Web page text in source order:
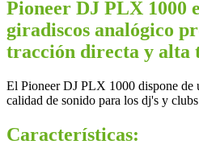
Pioneer DJ PLX 1000
giradiscos analógico
tracción directa y alta
El Pioneer DJ PLX 1000 dispone de
calidad de sonido para los dj's y
Características: